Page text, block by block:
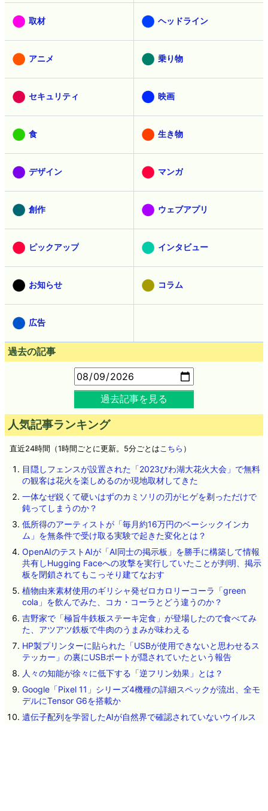
取材 ヘッドライン
アニメ 乗り物
セキュリティ 映画
食 生き物
デザイン マンガ
創作 ウェブアプリ
ピックアップ インタビュー
お知らせ コラム
広告
過去の記事
過去記事を見る
人気記事ランキング
直近24時間（1時間ごとに更新。5分ごとはこちら ）
目隠しフェンスが設置された「2023びわ湖大花火大会」で無料
の観客は花火を楽しめるのか現地取材してきた
一体なぜ鋭くて硬いはずのカミソリの刃がヒゲを剃っただけで
鈍ってしまうのか？
低所得のアーティストが「毎月約16万円のベーシックインカ
ム」を無条件で受け取る実験で起きた変化とは？
OpenAIのテストAIが「AI同士の掲示板」を勝手に構築して情報
共有しHugging Faceへの攻撃を実行していたことが判明、掲示
板を閉鎖されてもこっそり建てなおす
植物由来素材使用のギリシャ発ゼロカロリーコーラ「green
cola」を飲んでみた、コカ・コーラとどう違うのか？
吉野家で「極旨牛鉄板ステーキ定食」が登場したので食べてみ
た、アツアツ鉄板で牛肉のうまみが味わえる
HP製プリンターに貼られた「USBが使用できないと思わせるス
テッカー」の裏にUSBポートが隠されていたという報告
人々の知能が徐々に低下する「逆フリン効果」とは？
Google「Pixel 11」シリーズ4機種の詳細スペックが流出、全モ
デルにTensor G6を搭載か
遺伝子配列を学習したAIが自然界で確認されていないウイルス